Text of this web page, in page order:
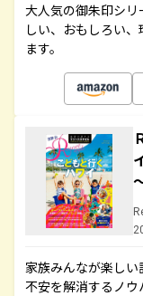
大人気の御朱印シ
しい、おもしろい
ます。
家族みんなが楽し
不安を解消するノウ